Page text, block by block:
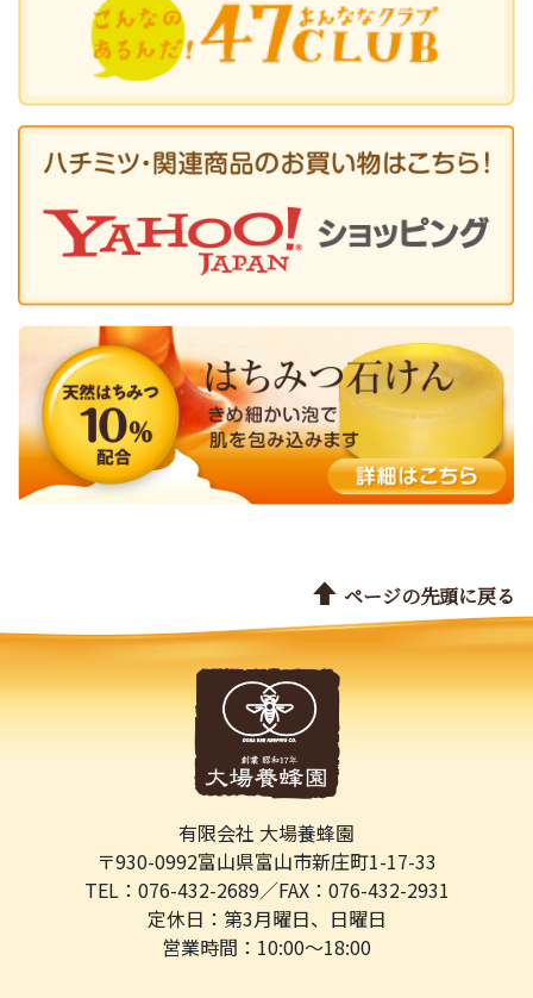
ページの先頭に戻る
有限会社 大場養蜂園
〒930-0992富山県富山市新庄町1-17-33
TEL：076-432-2689／FAX：076-432-2931
定休日：第3月曜日、日曜日
営業時間：10:00～18:00